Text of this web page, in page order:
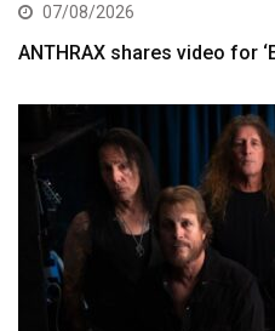
07/08/2026
ANTHRAX shares video for